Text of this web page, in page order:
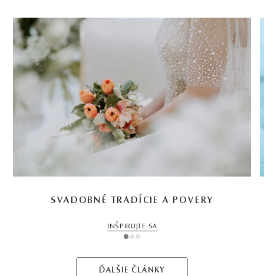
SVADOBNÉ TRADÍCIE A POVERY
INŠPIRUJTE SA
1 2 3
ĎALŠIE ČLÁNKY